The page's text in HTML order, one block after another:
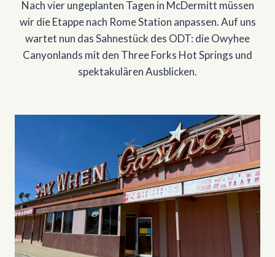
Nach vier ungeplanten Tagen in McDermitt müssen
wir die Etappe nach Rome Station anpassen. Auf uns
wartet nun das Sahnestück des ODT: die Owyhee
Canyonlands mit den Three Forks Hot Springs und
spektakulären Ausblicken.